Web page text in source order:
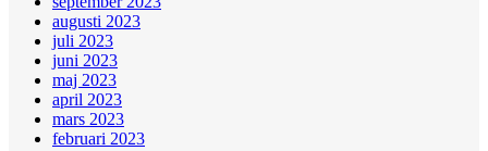
augusti 2023
juli 2023
juni 2023
maj 2023
april 2023
mars 2023
februari 2023